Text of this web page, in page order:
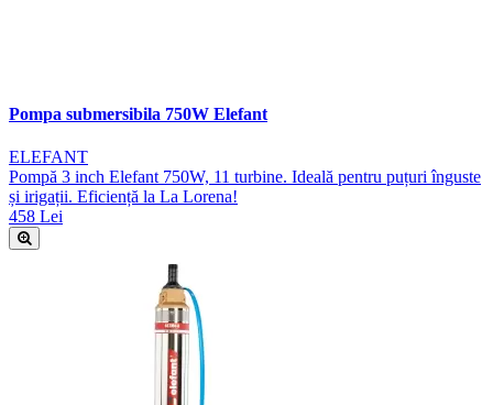
Pompa submersibila 750W Elefant
ELEFANT
Pompă 3 inch Elefant 750W, 11 turbine. Ideală pentru puțuri înguste
și irigații. Eficiență la La Lorena!
458 Lei